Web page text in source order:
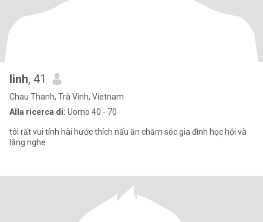
linh, 41
Chau Thanh, Trà Vinh, Vietnam
Alla ricerca di: Uomo 40 - 70
tôi rất vui tính hài hước thích nấu ăn chăm sóc gia đình học hỏi và
lắng nghe